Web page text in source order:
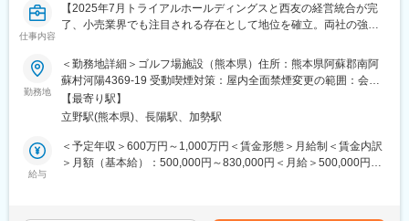
■有給取得については柔軟に対応可能
■医療保険・がん保険も会社負担。
[こんな前職の型が活躍中/従業員の半分以上が異業種からの転職
者]
・コンビニの店長
・携帯電話の販売員
変更の範囲：会社の定める業務
仕事内容
【2025年7月トライアルホールディングスと西友の経営統合が完
了、小売業界でも注目される存在として地位を確立。両社の強み
ます。売上高1兆円超の小売業への飛躍で更なる成長企業へと進化
します】
■業務概要：
当社では、リゾート事業をグループの新たな成長エンジンと位置
づけ、ゴルフ場運営、温泉旅館、研修施設などを手掛け事業の多
角化、グループシナジーの最大化を図っています。
勤務地
＜勤務地詳細＞ゴルフ場施設（熊本県）住所：熊本県阿蘇郡南阿
蘇村河陽4369-19 受動喫煙対策：屋内全面禁煙変更の範囲：会社
の定める事業所
【最寄り駅】
立野駅(熊本県)、長陽駅、加勢駅
給与
＜予定年収＞600万円～1,000万円＜賃金形態＞月給制＜賃金内訳
＞月額（基本給）：500,000円～830,000円＜月給＞500,000円～